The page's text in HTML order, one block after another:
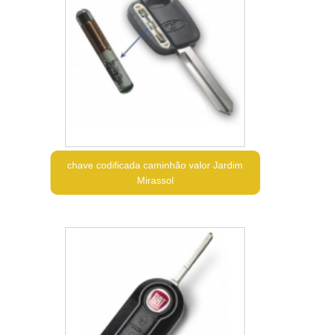
chave codificada caminhão valor Jardim
Mirassol